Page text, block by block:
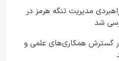
مدیریت تنگه هرمز در
شد
گسترش همکاری‌های علمی و